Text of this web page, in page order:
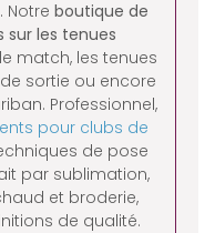
Notre boutique de
sur les tenues
match, les tenues
sortie ou encore
Professionnel,
pour clubs de
de pose
par sublimation,
et broderie,
de qualité.